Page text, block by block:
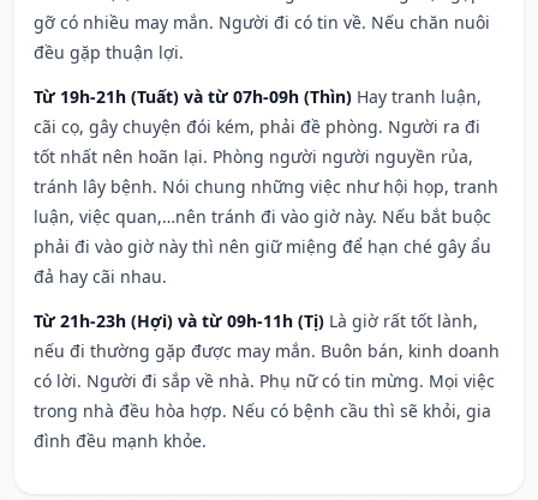
gỡ có nhiều may mắn. Người đi có tin về. Nếu chăn nuôi
đều gặp thuận lợi.
Từ 19h-21h (Tuất) và từ 07h-09h (Thìn) Hay tranh luận,
cãi cọ, gây chuyện đói kém, phải đề phòng. Người ra đi
tốt nhất nên hoãn lại. Phòng người người nguyền rủa,
tránh lây bệnh. Nói chung những việc như hội họp, tranh
luận, việc quan,…nên tránh đi vào giờ này. Nếu bắt buộc
phải đi vào giờ này thì nên giữ miệng để hạn ché gây ẩu
đả hay cãi nhau.
Từ 21h-23h (Hợi) và từ 09h-11h (Tị) Là giờ rất tốt lành,
nếu đi thường gặp được may mắn. Buôn bán, kinh doanh
có lời. Người đi sắp về nhà. Phụ nữ có tin mừng. Mọi việc
trong nhà đều hòa hợp. Nếu có bệnh cầu thì sẽ khỏi, gia
đình đều mạnh khỏe.